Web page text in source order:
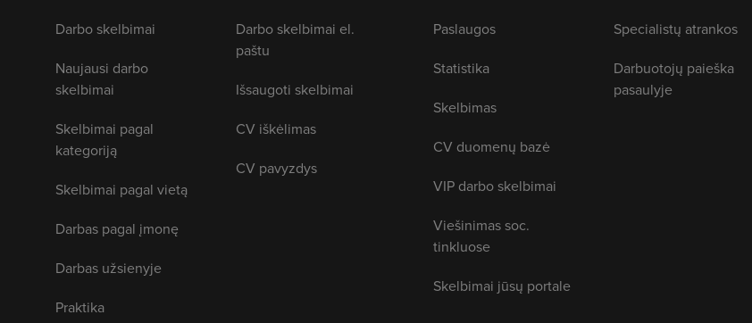
Darbo skelbimai
Naujausi darbo
skelbimai
Skelbimai pagal
kategoriją
Skelbimai pagal vietą
Darbas pagal įmonę
Darbas užsienyje
Praktika
Darbo skelbimai el.
paštu
Išsaugoti skelbimai
CV iškėlimas
CV pavyzdys
Paslaugos
Statistika
Skelbimas
CV duomenų bazė
VIP darbo skelbimai
Viešinimas soc.
tinkluose
Skelbimai jūsų portale
Specialistų atrankos
Darbuotojų paieška
pasaulyje